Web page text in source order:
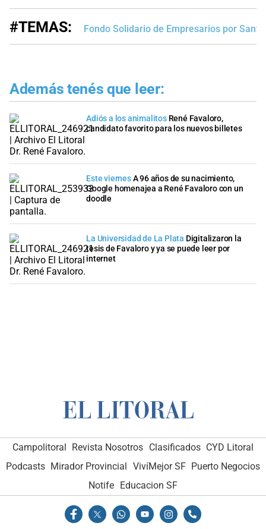
#TEMAS: Fondo Solidario de Empresarios por Santa
Además tenés que leer:
Adiós a los animalitos René Favaloro,
candidato favorito para los nuevos billetes
Este viernesA 96 años de su nacimiento,
Google homenajea a René Favaloro con un
doodle
La Universidad de La Plata Digitalizaron la
tesis de Favaloro y ya se puede leer por
internet
Campolitoral Revista Nosotros Clasificados CYD Litoral
Podcasts Mirador Provincial VivíMejor SF Puerto Negocios
Notife Educacion SF